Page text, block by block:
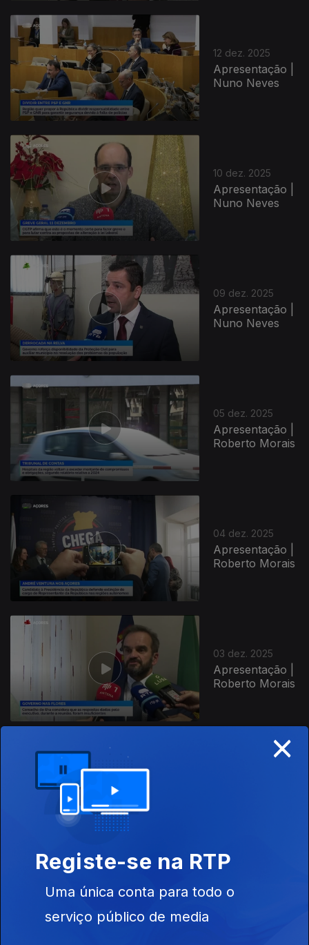
12 dez. 2025
Apresentação |
Nuno Neves
10 dez. 2025
Apresentação |
Nuno Neves
09 dez. 2025
Apresentação |
Nuno Neves
05 dez. 2025
Apresentação |
Roberto Morais
04 dez. 2025
Apresentação |
Roberto Morais
03 dez. 2025
Apresentação |
Roberto Morais
28 nov. 2025
×
Registe-se na RTP
Uma única conta para todo o
serviço público de media